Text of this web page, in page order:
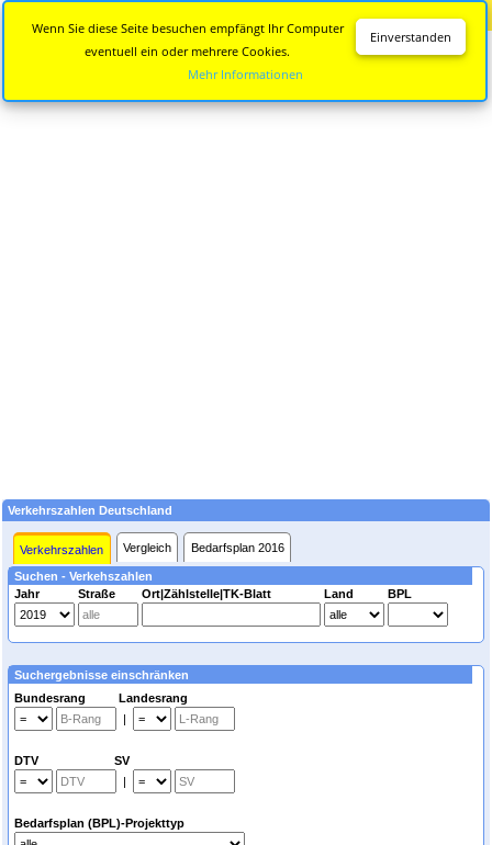
Verkehrszahlen Deutschland
Verkehrszahlen Vergleich Bedarfsplan 2016
Suchen - Verkehszahlen
Jahr
Straße Ort|Zählstelle|TK-Blatt Land BPL
Suchergebnisse einschränken
Bundesrang Landesrang
|
DTV SV
|
Bedarfsplan (BPL)-Projekttyp
Einverstanden
Wenn Sie diese Seite besuchen empfängt Ihr Computer
eventuell ein oder mehrere Cookies.
Mehr Informationen